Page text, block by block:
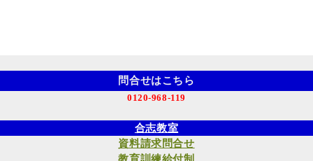
問合せはこちら
0120-968-119
合志教室
資料請求問合せ